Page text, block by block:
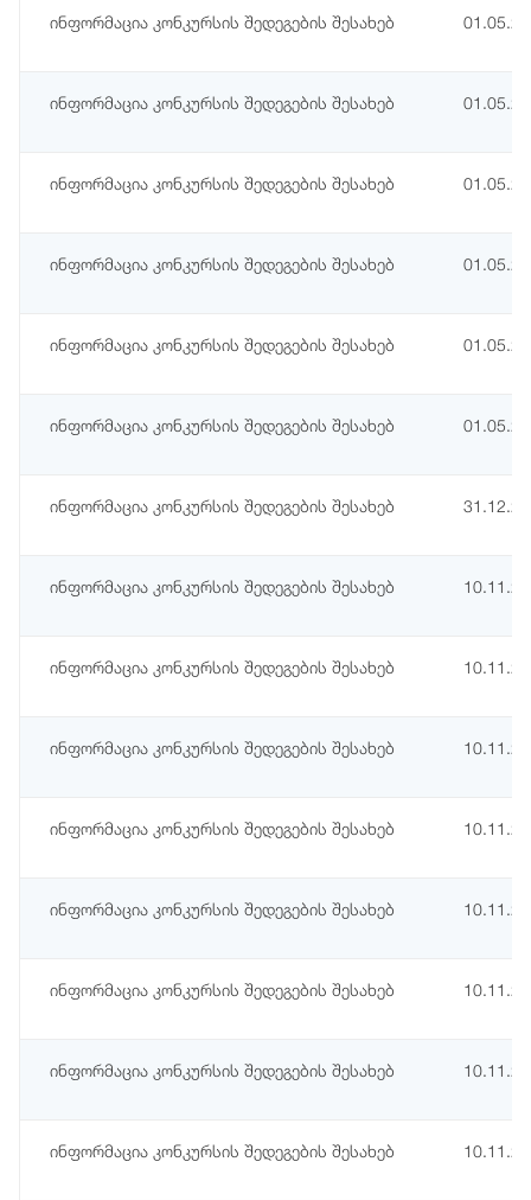
ინფორმაცია კონკურსის შედეგების შესახებ
ინფორმაცია კონკურსის შედეგების შესახებ
ინფორმაცია კონკურსის შედეგების შესახებ
ინფორმაცია კონკურსის შედეგების შესახებ
ინფორმაცია კონკურსის შედეგების შესახებ
ინფორმაცია კონკურსის შედეგების შესახებ
ინფორმაცია კონკურსის შედეგების შესახებ
ინფორმაცია კონკურსის შედეგების შესახებ
ინფორმაცია კონკურსის შედეგების შესახებ
ინფორმაცია კონკურსის შედეგების შესახებ
ინფორმაცია კონკურსის შედეგების შესახებ
ინფორმაცია კონკურსის შედეგების შესახებ
ინფორმაცია კონკურსის შედეგების შესახებ
ინფორმაცია კონკურსის შედეგების შესახებ
ინფორმაცია კონკურსის შედეგების შესახებ